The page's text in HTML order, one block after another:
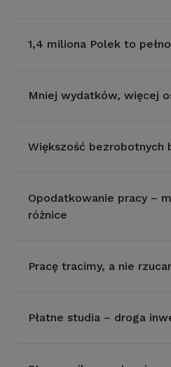
1,4 miliona Polek to
Mniej wydatków, więcej
Większość bezrobotnych
Opodatkowanie pracy –
różnice
Pracę tracimy, a nie
Płatne studia – droga